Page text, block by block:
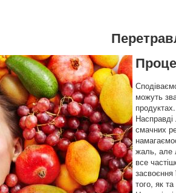
можуть
продуктах.
смачних
жаль, але
все
засвоєння
того, як